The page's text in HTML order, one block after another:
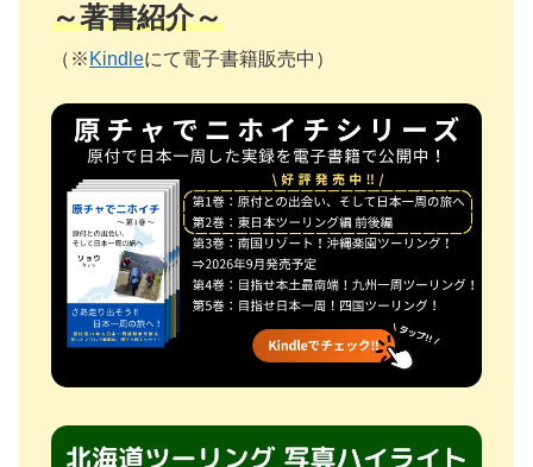
～著書紹介～
（※ Kindleにて電子書籍販売中）